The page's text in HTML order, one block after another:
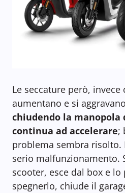
Le seccature però, invece
aumentano e si
chiudendo la manopola
continua ad accelerare;
problema sembra risolto.
serio malfunzionamento.
scooter, esce dal box e lo
spegnerlo, chiude il